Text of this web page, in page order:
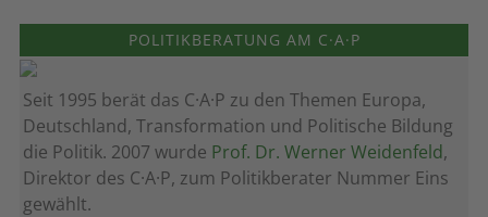
POLITIKBERATUNG AM C·A·P
Seit 1995 berät das C·A·P zu den Themen Europa,
Deutschland, Transformation und Politische Bildung
die Politik. 2007 wurde Prof. Dr. Werner Weidenfeld,
Direktor des C·A·P, zum Politik­berater Nummer Eins
gewählt.